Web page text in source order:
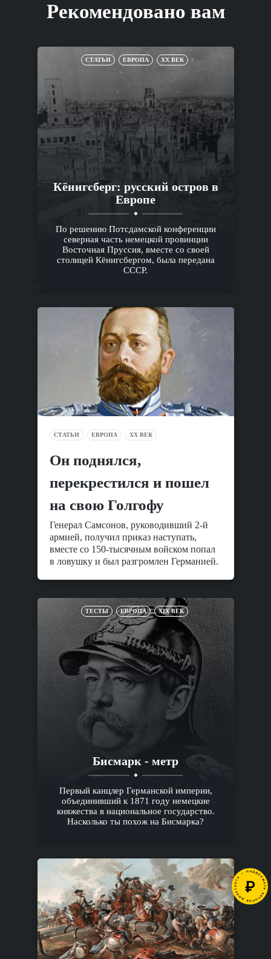
Рекомендовано вам
СТАТЬИ ЕВРОПА XX ВЕК
Кёнигсберг: русский остров в
Европе
По решению Потсдамской конференции
северная часть немецкой провинции
Восточная Пруссия, вместе со своей
столицей Кёнигсбергом, была передана
СССР.
СТАТЬИ ЕВРОПА XX ВЕК
Он поднялся,
перекрестился и пошел
на свою Голгофу
Генерал Самсонов, руководивший 2-й
армией, получил приказ наступать,
вместе со 150-тысячным войском попал
в ловушку и был разгромлен Германией.
ТЕСТЫ ЕВРОПА XIX ВЕК
Бисмарк - метр
Первый канцлер Германской империи,
объединивший к 1871 году немецкие
княжества в национальное государство.
Насколько ты похож на Бисмарка?